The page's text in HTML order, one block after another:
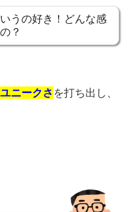
うの好き！どんな感
？
ニークさ を打ち出し、